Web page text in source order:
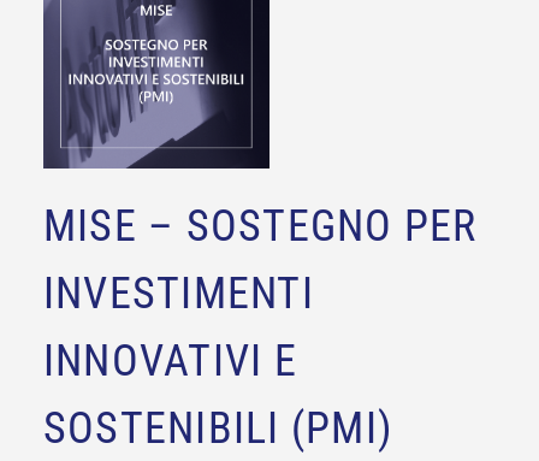
MISE – SOSTEGNO PER
INVESTIMENTI
INNOVATIVI E
SOSTENIBILI (PMI)